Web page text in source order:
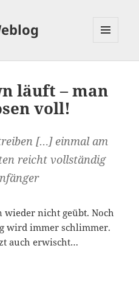
läuft – man
voll!
[…] einmal am
reicht vollständig
wieder nicht geübt. Noch
wird immer schlimmer.
auch erwischt…